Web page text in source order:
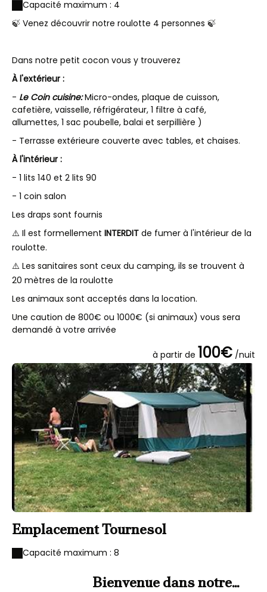
Capacité maximum : 4
🍃 Venez découvrir notre roulotte 4 personnes 🍃
Dans notre petit cocon vous y trouverez
À l'extérieur :
- Le Coin cuisine:Micro-ondes, plaque de cuisson,
cafetière, vaisselle, réfrigérateur, 1 filtre à café,
allumettes, 1 sac poubelle, balai et serpillière )
- Terrasse extérieure couverte avec tables, et chaises.
À l'intérieur :
- 1 lits 140 et 2 lits 90
- 1 coin salon
Les draps sont fournis
⚠️ Il est formellement INTERDIT de fumer à l'intérieur de la
roulotte.
⚠️ Les sanitaires sont ceux du camping, ils se trouvent à
20 mètres de la roulotte
Les animaux sont acceptés dans la location.
Une caution de 800€ ou 1000€ (si animaux) vous sera
demandé à votre arrivée
à partir de 100€ /nuit
Emplacement Tournesol
Capacité maximum : 8
Bienvenue dans notre